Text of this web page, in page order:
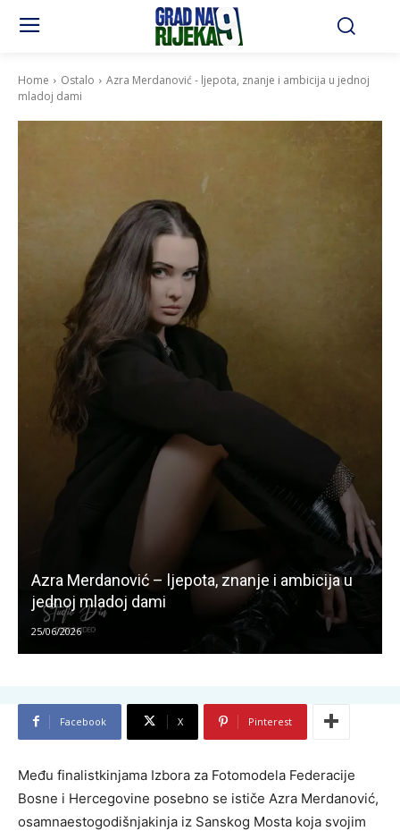
Home Ostalo
Azra Merdanović - ljepota, znanje i ambicija u jednoj
mladoj dami
Azra Merdanović – ljepota, znanje i ambicija u
jednoj mladoj dami
25/06/2026
Facebook X Pinterest
Među finalistkinjama Izbora za Fotomodela Federacije
Bosne i Hercegovine posebno se ističe Azra Merdanović,
osamnaestogodišnjakinja iz Sanskog Mosta koja svojim